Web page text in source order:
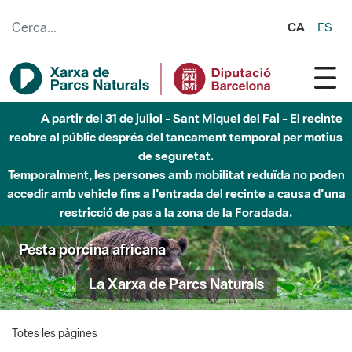
CA ES
A partir del 31 de juliol - Sant Miquel del Fai - El recinte
reobre al públic després del tancament temporal per motius
de seguretat.
Temporalment, les persones amb mobilitat reduïda no poden
accedir amb vehicle fins a l'entrada del recinte a causa d'una
restricció de pas a la zona de la Foradada.
Pesta porcina africana
La Xarxa de Parcs Naturals
Totes les pàgines